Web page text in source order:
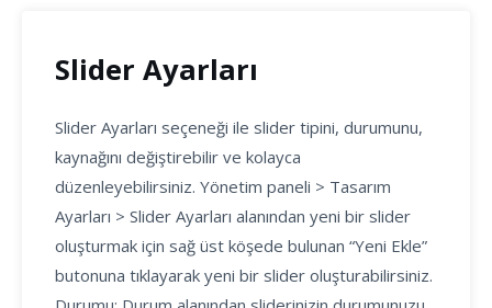
Slider Ayarları
Slider Ayarları seçeneği ile slider tipini, durumunu,
kaynağını değiştirebilir ve kolayca
düzenleyebilirsiniz. Yönetim paneli > Tasarım
Ayarları > Slider Ayarları alanından yeni bir slider
oluşturmak için sağ üst köşede bulunan “Yeni Ekle”
butonuna tıklayarak yeni bir slider oluşturabilirsiniz.